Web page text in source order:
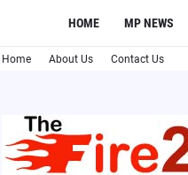
HOME MP NEWS
Home About Us Contact Us